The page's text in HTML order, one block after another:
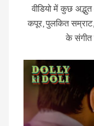
वीडियो में कुछ
कपूर, पुलकित सम्राट,
के संगीत